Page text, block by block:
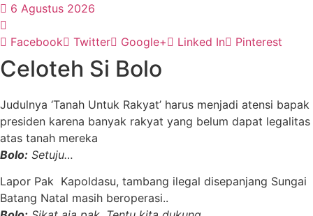
6 Agustus 2026
Facebook Twitter Google+ Linked In Pinterest
Celoteh Si Bolo
Judulnya ‘Tanah Untuk Rakyat’ harus menjadi atensi bapak
presiden karena banyak rakyat yang belum dapat legalitas
atas tanah mereka
Bolo: Setuju…
Lapor Pak Kapoldasu, tambang ilegal disepanjang Sungai
Batang Natal masih beroperasi..